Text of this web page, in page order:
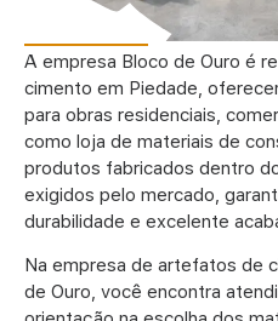
A empresa Bloco de Ouro é
cimento em Piedade,
para obras residenciais,
como loja de materiais de
produtos fabricados dentro
exigidos pelo mercado,
durabilidade e excelente
Na empresa de artefatos de
de Ouro, você encontra